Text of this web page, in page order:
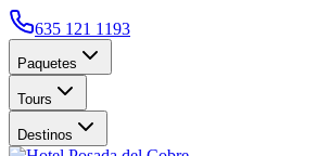
635 121 1193
Paquetes
Tours
Destinos